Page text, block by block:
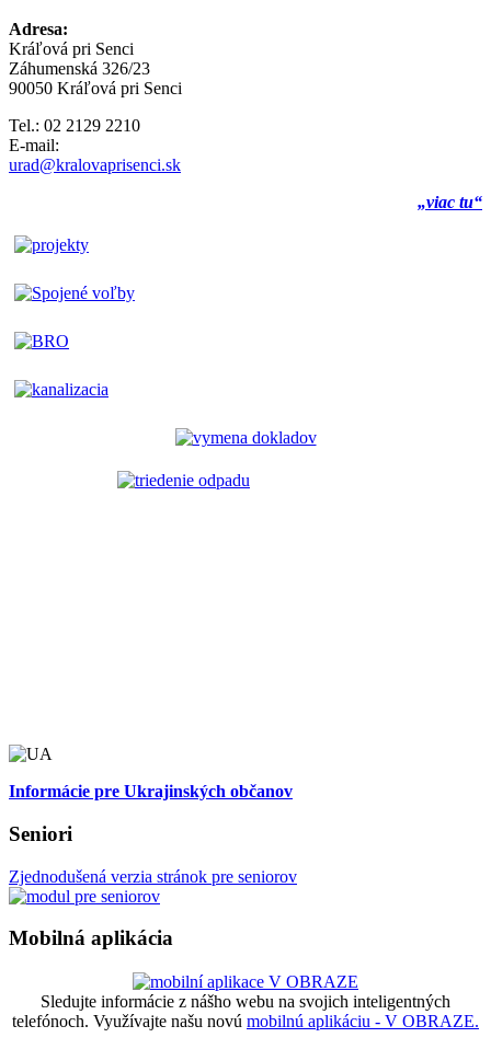
Adresa:
Kráľová pri Senci
Záhumenská 326/23
90050 Kráľová pri Senci
Tel.: 02 2129 2210
E-mail:
urad@kralovaprisenci.sk
„viac tu“
Informácie pre Ukrajinských občanov
Seniori
Zjednodušená verzia stránok pre seniorov
Mobilná aplikácia
Sledujte informácie z nášho webu na svojich inteligentných
telefónoch. Využívajte našu novú mobilnú aplikáciu - V OBRAZE.